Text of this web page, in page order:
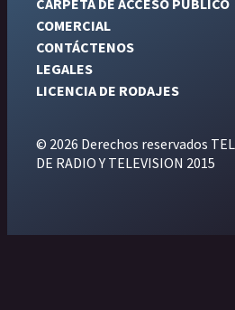
COMERCIAL
CONTÁCTENOS
LEGALES
LICENCIA DE RODAJES
© 2026 Derechos reservados
DE RADIO Y TELEVISION 2015